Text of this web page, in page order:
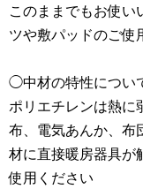
このままでもお使
ツや敷パッドのご使
◯中材の特性につい
ポリエチレンは熱に
布、電気あんか、布
材に直接暖房器具が
使用ください